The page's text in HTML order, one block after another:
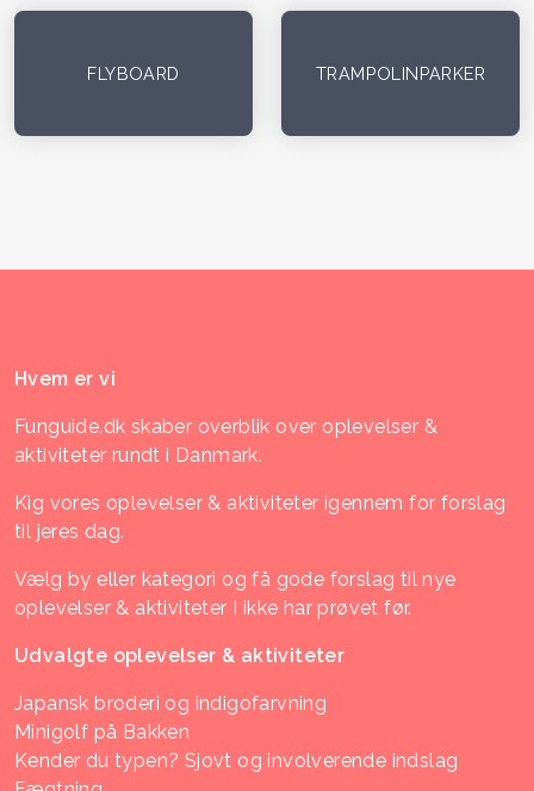
FLYBOARD TRAMPOLINPARKER
Hvem er vi
Funguide.dk skaber overblik over oplevelser &
aktiviteter rundt i Danmark.
Kig vores oplevelser & aktiviteter igennem for forslag
til jeres dag.
Vælg by eller kategori og få gode forslag til nye
oplevelser & aktiviteter I ikke har prøvet før.
Udvalgte oplevelser & aktiviteter
Japansk broderi og indigofarvning
Minigolf på Bakken
Kender du typen? Sjovt og involverende indslag